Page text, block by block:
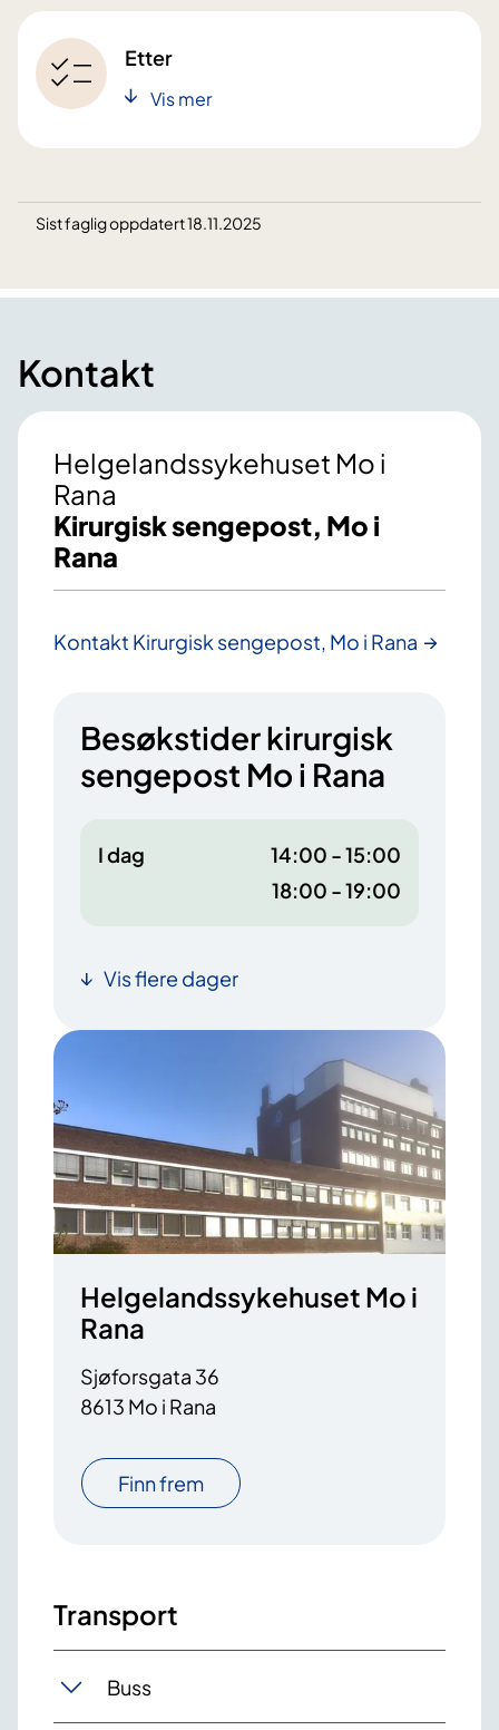
Etter
Vis mer
Sist faglig oppdatert 18.11.2025
Kontakt
Helgelandssykehuset Mo i
Rana
Kirurgisk sengepost, Mo i
Rana
Kontakt Kirurgisk sengepost, Mo i Rana
Besøkstider kirurgisk
sengepost Mo i Rana
I dag
14:00 - 15:00
18:00 - 19:00
Vis flere dager
Helgelandssykehuset Mo i
Rana
Sjøforsgata 36
8613 Mo i Rana
Finn frem
Transport
Buss